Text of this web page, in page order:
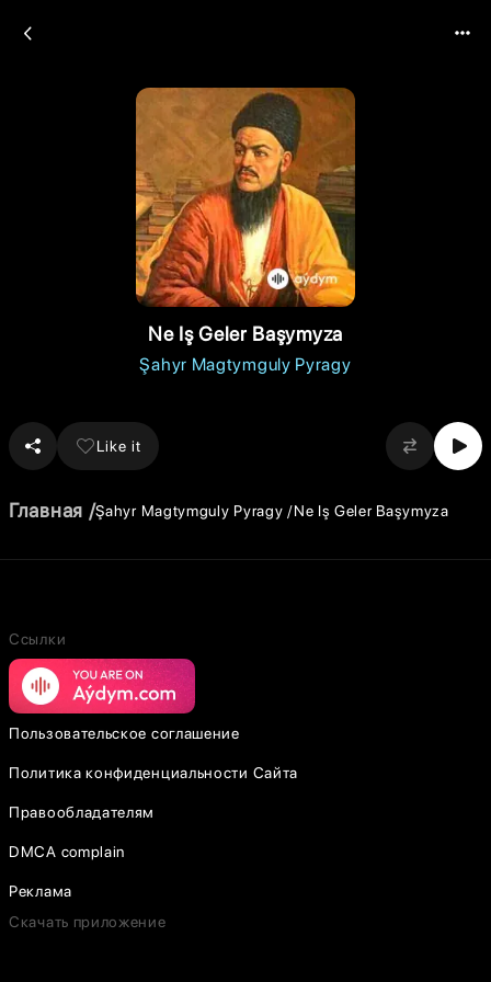
Ne Iş Geler Başymyza
Şahyr Magtymguly Pyragy
Like it
Главная Şahyr Magtymguly Pyragy Ne Iş Geler Başymyza
Ссылки
Пользовательское соглашение
Политика конфиденциальности Сайта
Правообладателям
DMCA complain
Реклама
Скачать приложение